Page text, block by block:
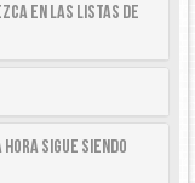
en las listas de
sigue siendo